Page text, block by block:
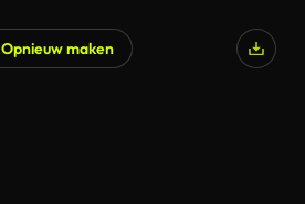
Opnieuw maken